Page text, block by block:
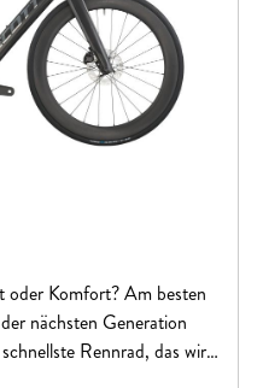
oder Komfort? Am besten
nächsten Generation
Rennrad, das wir